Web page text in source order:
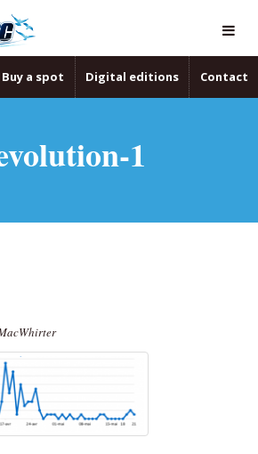
Buy a spot Digital editions Contact
1